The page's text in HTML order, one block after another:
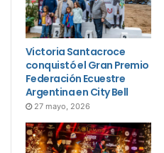
Victoria Santacroce
conquistó el Gran Premio
Federación Ecuestre
Argentina en City Bell
27 mayo, 2026